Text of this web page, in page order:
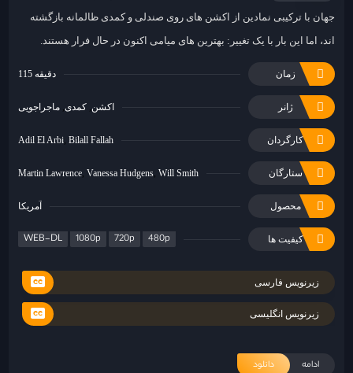
جهان با ترکیبی نمادین از اکشن های روی صندلی و کمدی ظالمانه بازگشته
اند، اما این بار با یک تغییر: بهترین های میامی اکنون در حال فرار هستند.
زمان 115 دقیقه
ژانر اکشن کمدی ماجراجویی
کارگردان Adil El Arbi Bilall Fallah
ستارگان Martin Lawrence Vanessa Hudgens Will Smith
محصول آمریکا
کیفیت ها WEB-DL 1080p 720p 480p
زیرنویس فارسی
زیرنویس انگلیسی
ادامه دانلود